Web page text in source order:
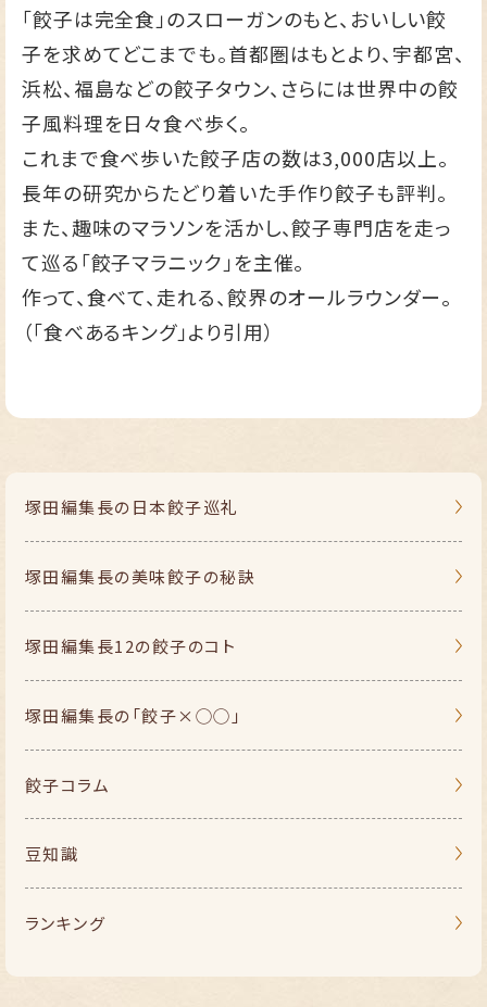
「餃子は完全食」のスローガンのもと、おいしい餃
子を求めてどこまでも。首都圏はもとより、宇都宮、
浜松、福島などの餃子タウン、さらには世界中の餃
子風料理を日々食べ歩く。
これまで食べ歩いた餃子店の数は3,000店以上。
長年の研究からたどり着いた手作り餃子も評判。
また、趣味のマラソンを活かし、餃子専門店を走っ
て巡る「餃子マラニック」を主催。
作って、食べて、走れる、餃界のオールラウンダー。
（「食べあるキング」より引用）
塚田編集長の 日本餃子巡礼
塚田編集長の美味餃子の秘訣
塚田編集長12の餃子のコト
塚田編集長の 「餃子×◯◯」
餃子コラム
豆知識
ランキング